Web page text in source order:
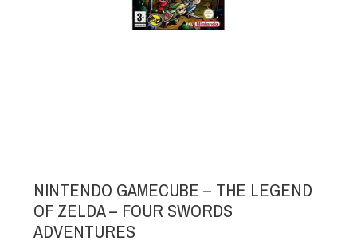
NINTENDO GAMECUBE – THE LEGEND
OF ZELDA – FOUR SWORDS
ADVENTURES